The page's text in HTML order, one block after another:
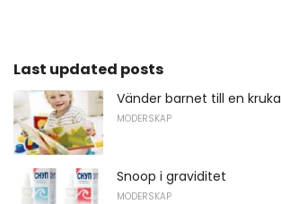
Last updated posts
Vänder barnet till en kruka
MODERSKAP
Snoop i graviditet
MODERSKAP